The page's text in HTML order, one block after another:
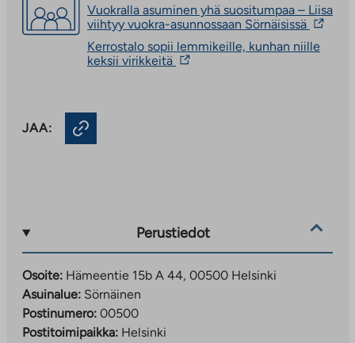
Vuokralla asuminen yhä suositumpaa – Liisa
viihtyy vuokra-asunnossaan Sörnäisissä Linkki
Kerrostalo sopii lemmikeille, kunhan niille
keksii virikkeitä Linkki
JAA:
Perustiedot
Osoite: Hämeentie 15b A 44, 00500 Helsinki
Asuinalue: Sörnäinen
Postinumero: 00500
Postitoimipaikka: Helsinki